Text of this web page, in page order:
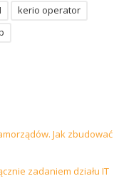
kerio operator
Jak zbudować
zadaniem działu IT